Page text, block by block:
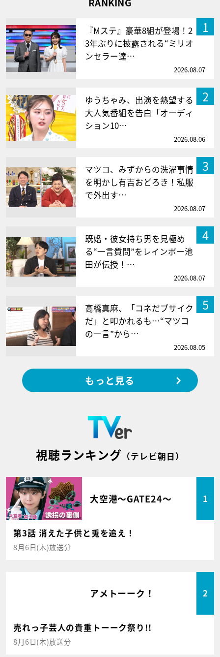
1
『Mステ』豪華8組が登場！2
3年ぶりに披露される“ミリオ
ンセラー達…
2026.08.07
2
ゆうちゃみ、出演を熱望する
大人気番組を告白「オーディ
ション10…
2026.08.06
3
マツコ、みずからの洗濯事情
を明かし有吉おどろき！私服
で外出す…
2026.08.07
4
既婚・彼女持ち男を見極め
る“一言質問”をレインボー池
田が伝授！…
2026.08.07
5
高橋真麻、「コネだブサイク
だ」と叩かれるも…“マツコ
の一言”から…
2026.08.05
もっと見る
視聴ランキング （テレビ朝日）
大空港～GATE24～ 1
第3話 消えた子供と兎を追え！
8月6日(木)放送分
アメトーーク！ 2
売れっ子芸人の貴重トーーク祭り!!
8月6日(木)放送分